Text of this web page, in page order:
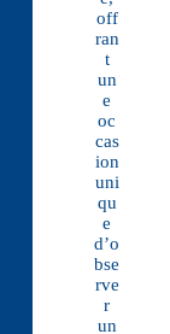
off
ran
t
un
e
oc
cas
ion
uni
qu
e
d’o
bse
rve
r
un